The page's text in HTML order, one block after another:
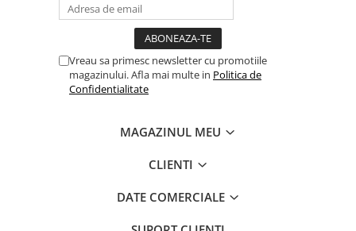
Vreau sa primesc newsletter cu promotiile
magazinului. Afla mai multe in Politica de
Confidentialitate
MAGAZINUL MEU
CLIENTI
DATE COMERCIALE